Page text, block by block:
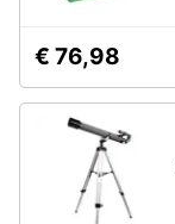
€ 76,98